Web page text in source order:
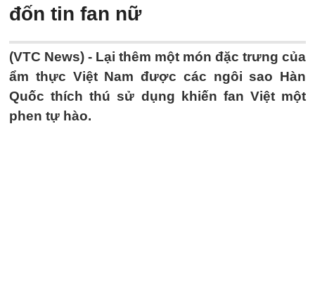
đốn tin fan nữ
(VTC News) - Lại thêm một món đặc trưng của
ẩm thực Việt Nam được các ngôi sao Hàn
Quốc thích thú sử dụng khiến fan Việt một
phen tự hào.